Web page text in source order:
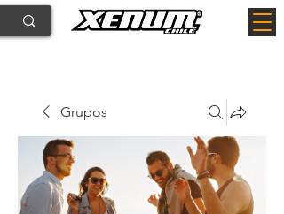
Grupos